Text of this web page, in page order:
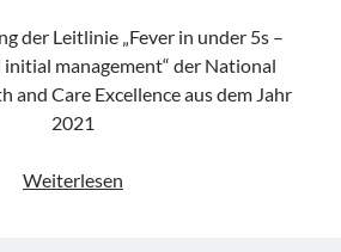
der Leitlinie „Fever in under 5s –
initial management“ der National
and Care Excellence aus dem Jahr
2021
Weiterlesen